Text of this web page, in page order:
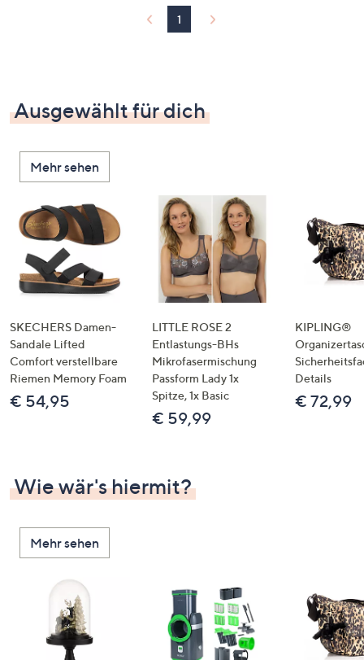
1
Ausgewählt für dich
Mehr sehen
SKECHERS Damen-
Sandale Lifted
Comfort verstellbare
Riemen Memory Foam
€ 54,95
LITTLE ROSE 2
Entlastungs-BHs
Mikrofasermischung
Passform Lady 1x
Spitze, 1x Basic
€ 59,99
KIPLING®
Details
€ 72,99
Wie wär's hiermit?
Mehr sehen